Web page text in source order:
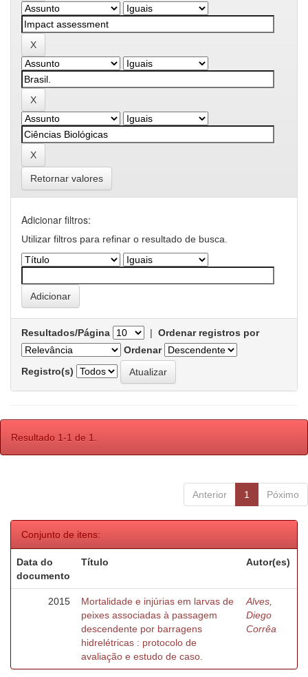
Retornar valores
Adicionar filtros:
Utilizar filtros para refinar o resultado de busca.
Resultados/Página | Ordenar registros por
Ordenar
Registro(s)
Resultado 1-1 de 1.
Anterior 1 Póximo
Conjunto de itens:
Data do
documento
Título Autor(es)
2015
Mortalidade e injúrias em larvas de
peixes associadas à passagem
descendente por barragens
hidrelétricas : protocolo de
avaliação e estudo de caso.
Alves,
Diego
Corrêa